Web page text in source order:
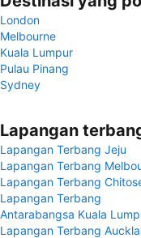
London
Melbourne
Kuala Lumpur
Pulau Pinang
Sydney
Lapangan
Lapangan Terbang Jeju
Lapangan Terbang
Lapangan Terbang
Lapangan Terbang
Antarabangsa Kuala
Lapangan Terbang